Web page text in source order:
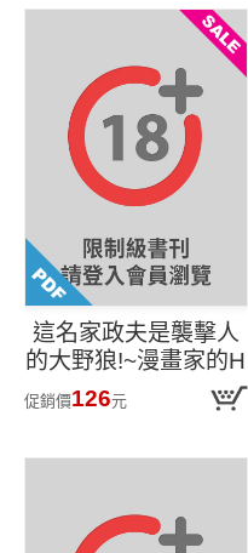
這名家政夫是襲擊人
的大野狼!~漫畫家的H
初體驗~(全)
促銷價126元